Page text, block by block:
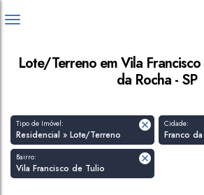
Lote/Terreno em Vila
da Rocha - SP
Tipo de Imóvel:
Residencial » Lote/Terreno
Cidade:
Franco
Bairro:
Vila Francisco de Tulio